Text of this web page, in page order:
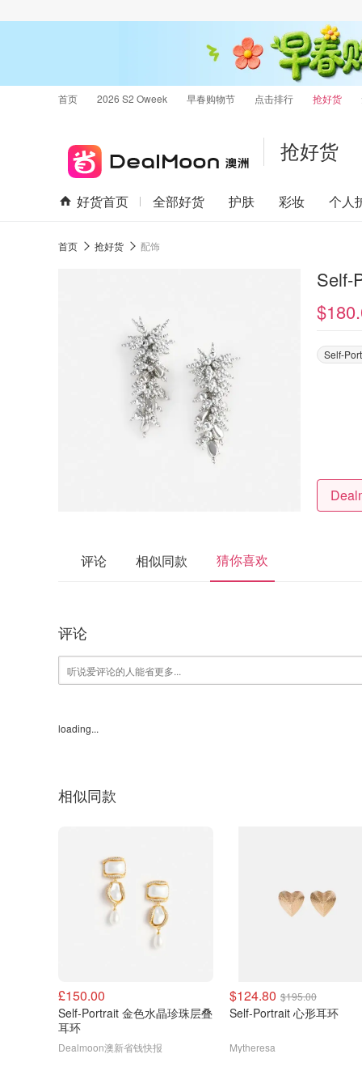
首页 2026 S2 Oweek 早春购物节 点击排行 抢好货
抢好货
好货首页 全部好货 护肤 彩妆 个人
首页 抢好货 配饰
Self-
Self-
评论 相似同款 猜你喜欢
评论
loading...
相似同款
£150.00
Self-Portrait 金色水晶珍珠层叠
耳环
Dealmoon澳新省钱快报
$124.80 $195.00
Self-Portrait 心形耳环
Mytheresa